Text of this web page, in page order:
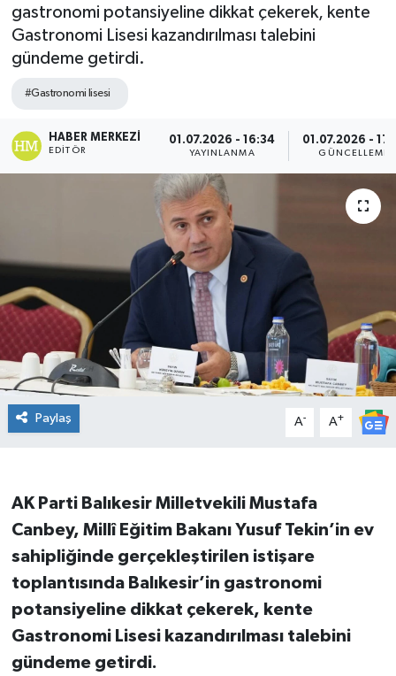
gastronomi potansiyeline dikkat çekerek, kente
Gastronomi Lisesi kazandırılması talebini
gündeme getirdi.
#Gastronomi lisesi
HABER MERKEZI
EDITÖR
01.07.2026 - 16:34
YAYINLANMA
01.07.2026 -
GÜNCELLEME
Paylaş A- A+
AK Parti Balıkesir Milletvekili Mustafa
Canbey, Millî Eğitim Bakanı Yusuf Tekin’in ev
sahipliğinde gerçekleştirilen istişare
toplantısında Balıkesir’in gastronomi
potansiyeline dikkat çekerek, kente
Gastronomi Lisesi kazandırılması talebini
gündeme getirdi.
Erdek
Gömeç
Gönen
Havran
KENT GÜNDEMİ
Kepsut
KÜLTÜR-SANAT
MAGAZİN
Haber Arşivi